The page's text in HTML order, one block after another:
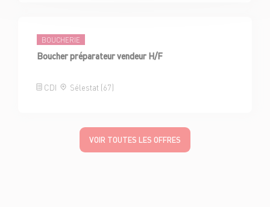
BOUCHERIE
Boucher préparateur vendeur H/F
CDI Sélestat (67)
VOIR TOUTES LES OFFRES